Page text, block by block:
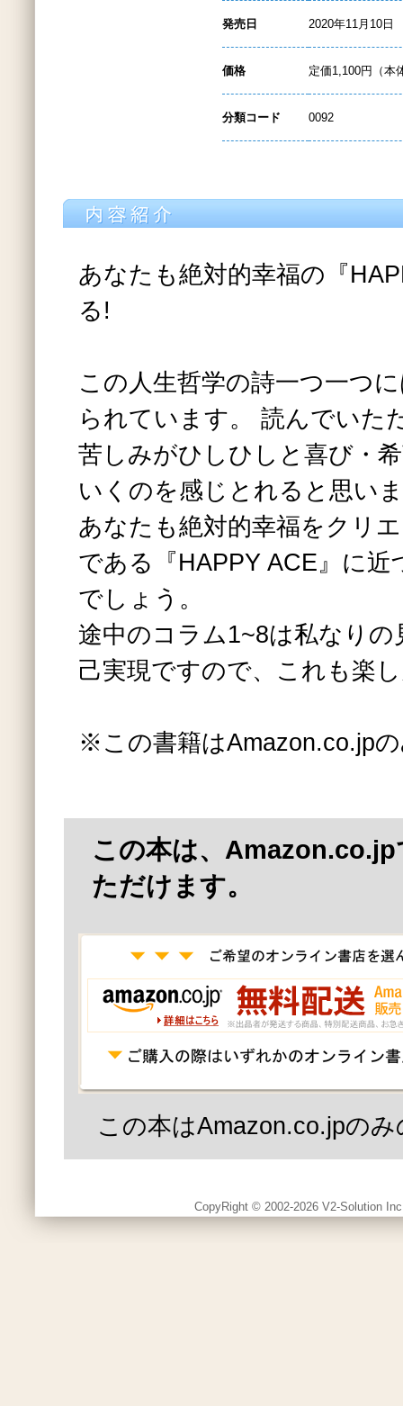
発売日 2020年11月10日
価格 定価1,100円（本
分類コード 0092
あなたも絶対的幸福の『
る!
この人生哲学の詩一つ一つ
られています。 読んでいた
苦しみがひしひしと喜び・
いくのを感じとれると思い
あなたも絶対的幸福をクリ
である『HAPPY ACE』に
でしょう。
途中のコラム1~8は私なりの
己実現ですので、これも楽
※この書籍はAmazon.co.jp
この本は、
ただけます。
この本はAmazon.co.jpの
CopyRight © 2002-2026 V2-Solution